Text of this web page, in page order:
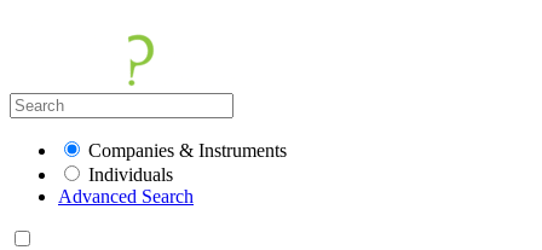
Companies & Instruments
Individuals
Advanced Search